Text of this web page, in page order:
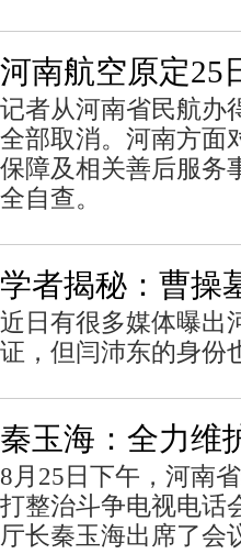
河南航空原定25
记者从河南省民航办
全部取消。河南方面
保障及相关善后服务
全自查。
学者揭秘：曹操
近日有很多媒体曝出
证，但闫沛东的身份
秦玉海：全力维
8月25日下午，河南
打整治斗争电视电话
厅长秦玉海出席了会